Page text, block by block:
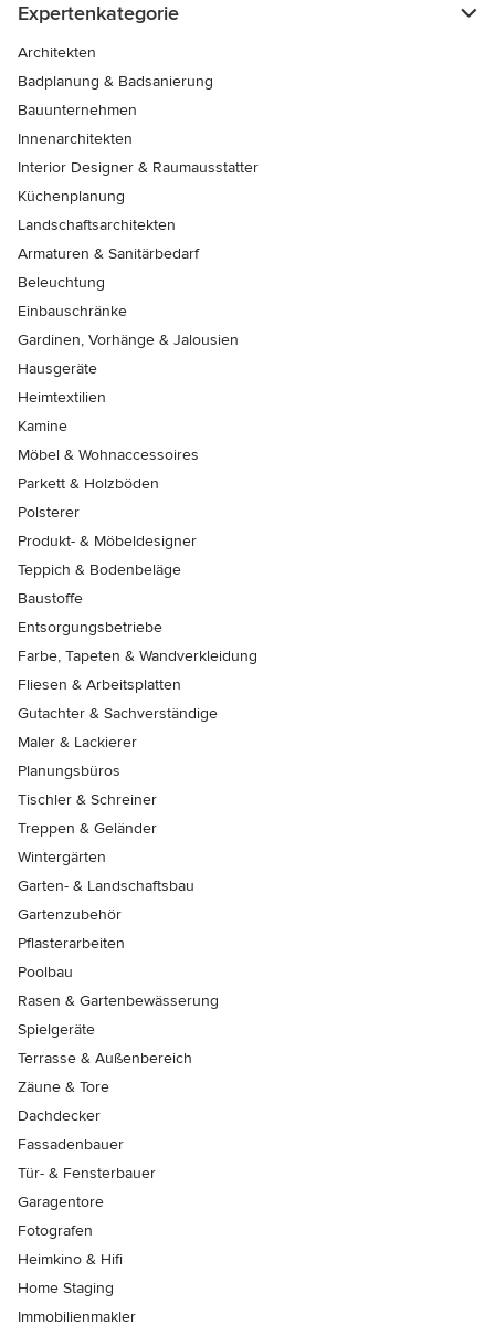
Expertenkategorie
Architekten
Badplanung & Badsanierung
Bauunternehmen
Innenarchitekten
Interior Designer & Raumausstatter
Küchenplanung
Landschaftsarchitekten
Armaturen & Sanitärbedarf
Beleuchtung
Einbauschränke
Gardinen, Vorhänge & Jalousien
Hausgeräte
Heimtextilien
Kamine
Möbel & Wohnaccessoires
Parkett & Holzböden
Polsterer
Produkt- & Möbeldesigner
Teppich & Bodenbeläge
Baustoffe
Entsorgungsbetriebe
Farbe, Tapeten & Wandverkleidung
Fliesen & Arbeitsplatten
Gutachter & Sachverständige
Maler & Lackierer
Planungsbüros
Tischler & Schreiner
Treppen & Geländer
Wintergärten
Garten- & Landschaftsbau
Gartenzubehör
Pflasterarbeiten
Poolbau
Rasen & Gartenbewässerung
Spielgeräte
Terrasse & Außenbereich
Zäune & Tore
Dachdecker
Fassadenbauer
Tür- & Fensterbauer
Garagentore
Fotografen
Heimkino & Hifi
Home Staging
Immobilienmakler